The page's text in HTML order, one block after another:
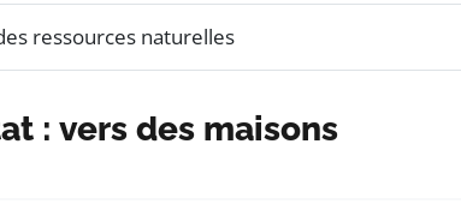
ressources naturelles
: vers des maisons